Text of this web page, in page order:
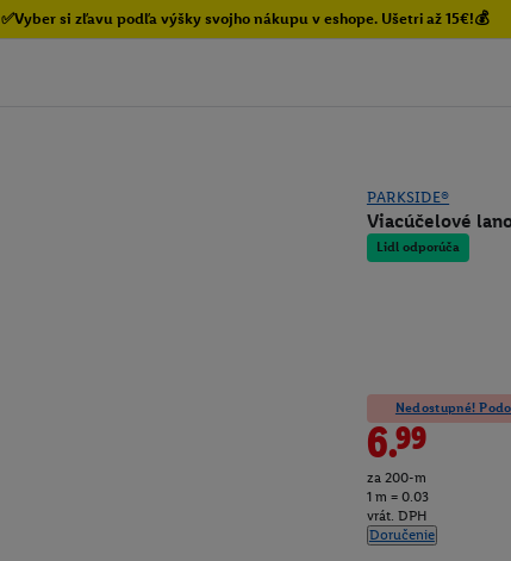
✅Vyber si zľavu podľa výšky svojho nákupu v eshope. Ušetri až 15€!💰
PARKSIDE®
Viacúčelové
Lidl odporúča
Nedostupné!
6.99
za 200-m
1 m = 0.03
vrát. DPH
Doručenie